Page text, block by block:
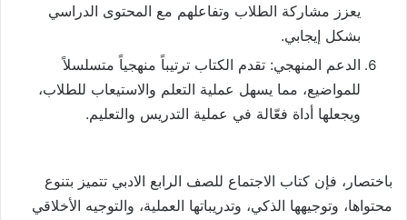
يعزز مشاركة الطلاب وتفاعلهم مع المحتوى الدراسي
بشكل إيجابي.
الدعم المنهجي: تقدم الكتاب ترتيباً منهجياً متسلسلاً
للمواضيع، مما يسهل عملية التعلم والاستيعاب للطلاب،
ويجعلها أداة فعّالة في عملية التدريس والتعليم.
باختصار، فإن كتاب الاجتماع للصف الرابع الادبي تتميز بتنوع
محتواها، وتوجيهها الذكي، وتدريباتها العملية، والتوجيه الأخلاقي